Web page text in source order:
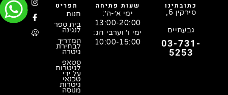
כתובתינו
סירקין 6,
גבעתיים
03-731-
5253
שעות פתיחה
ימי א׳-ה׳:
13:00-20:00
ימי ו׳ וערבי חג:
10:00-15:00
תפריט
חנות
בית ספר
לנגינה
המדריך
לבחירת
גיטרה
סטאפ
לגיטרות
על ידי
טכנאי
גיטרות
מנוסה